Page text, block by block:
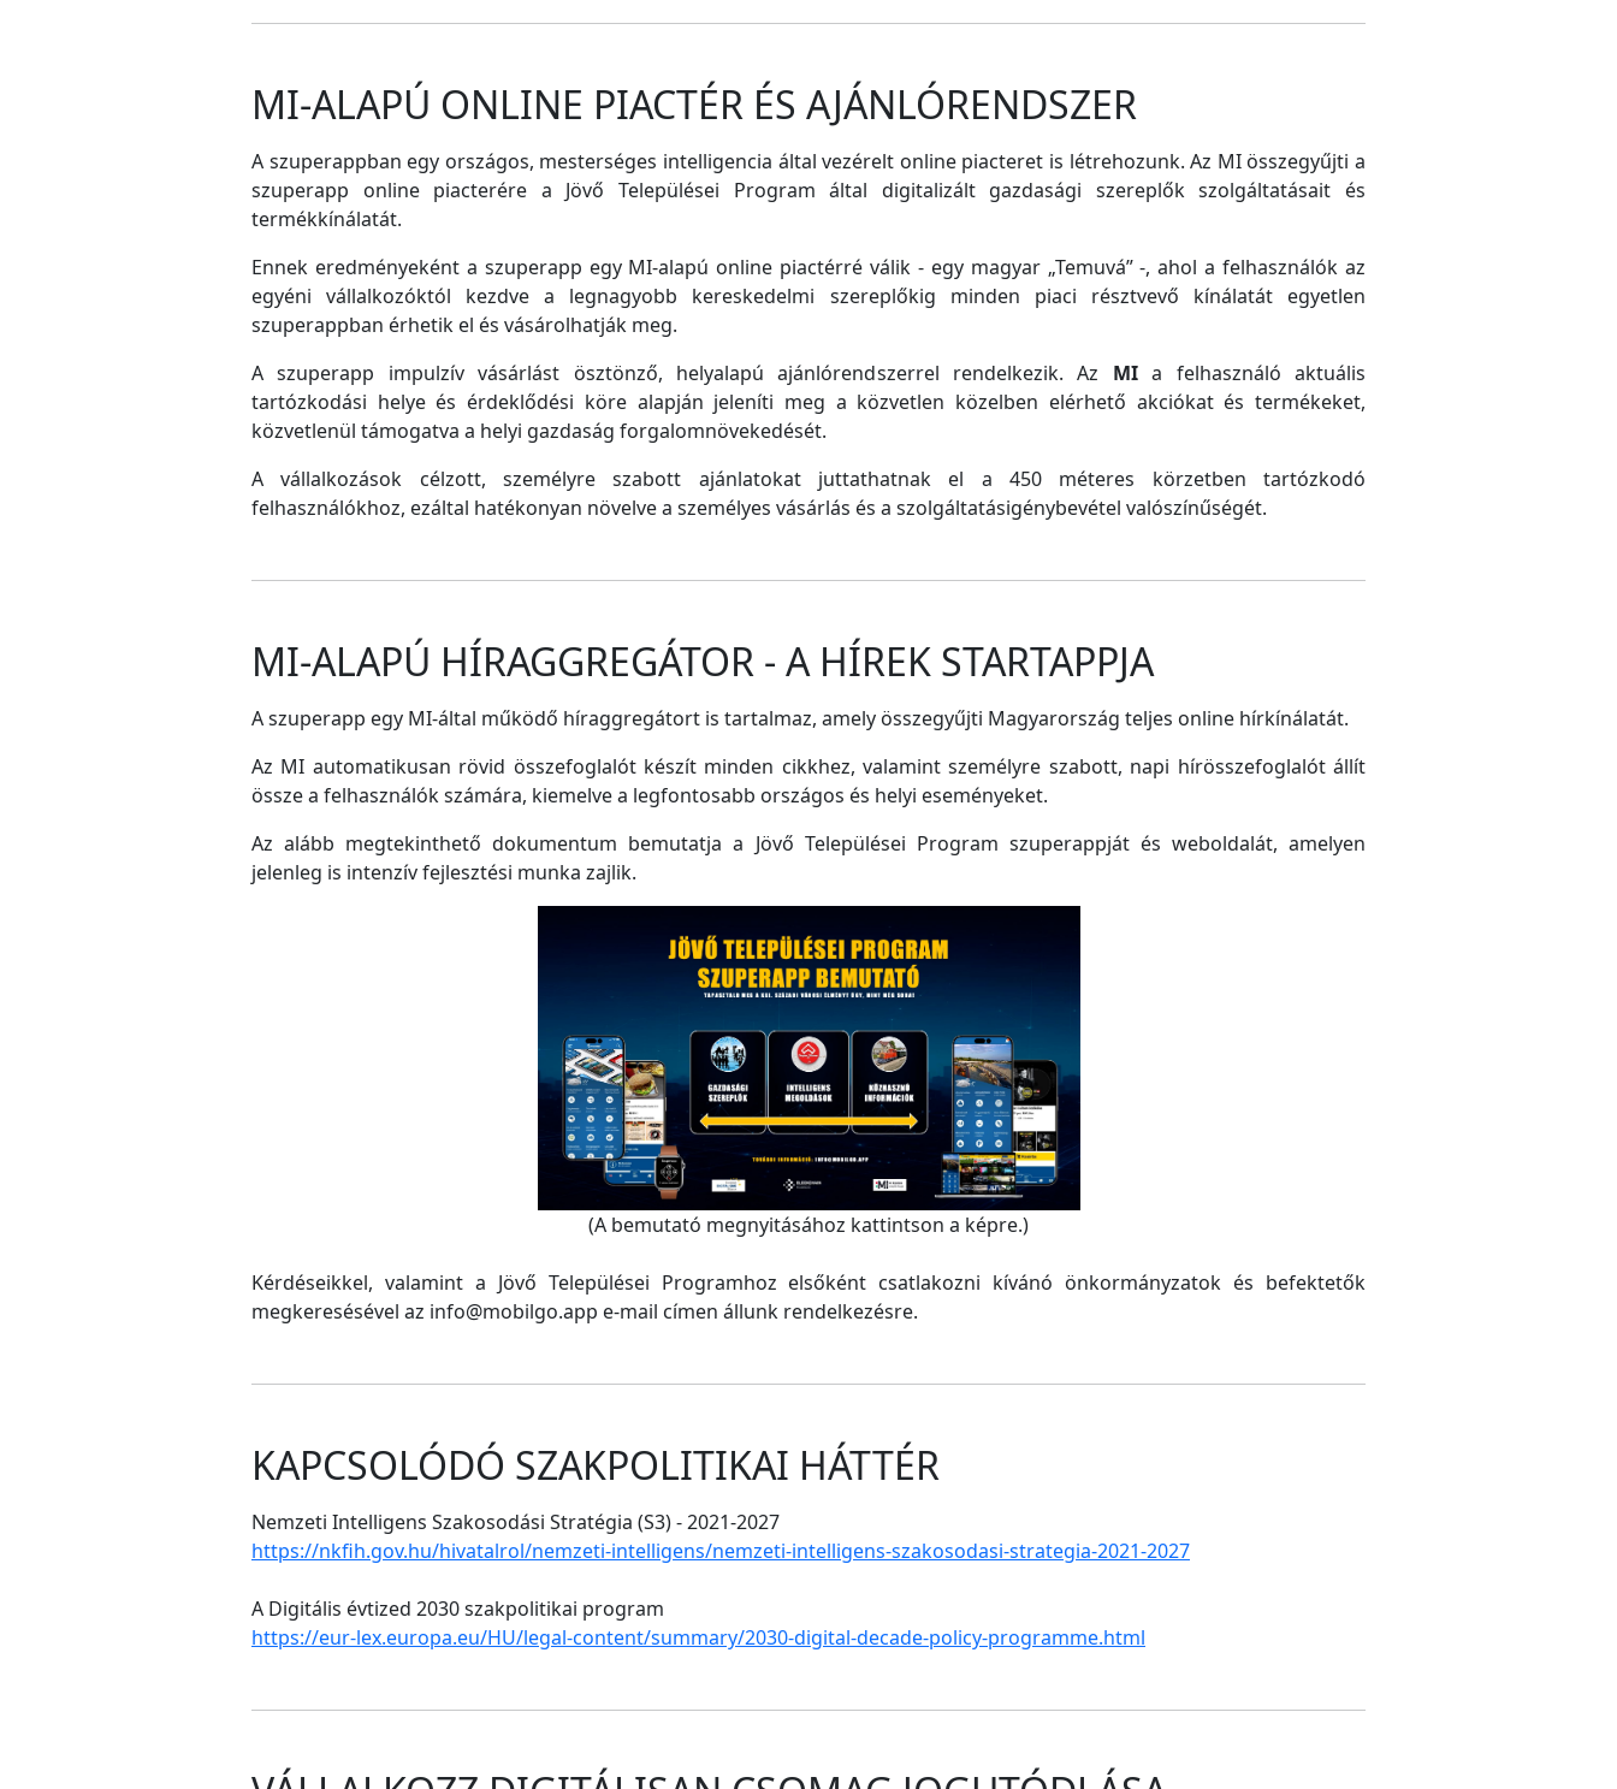
MI-ALAPÚ ONLINE PIACTÉR ÉS AJÁNLÓRENDSZER
A szuperappban egy országos, mesterséges intelligencia által vezérelt online piacteret is létrehozunk. Az MI összegyűjti a
szuperapp online piacterére a Jövő Települései Program által digitalizált gazdasági szereplők szolgáltatásait és
termékkínálatát.
Ennek eredményeként a szuperapp egy MI-alapú online piactérré válik - egy magyar „Temuvá” -, ahol a felhasználók az
egyéni vállalkozóktól kezdve a legnagyobb kereskedelmi szereplőkig minden piaci résztvevő kínálatát egyetlen
szuperappban érhetik el és vásárolhatják meg.
A szuperapp impulzív vásárlást ösztönző, helyalapú ajánlórendszerrel rendelkezik. Az MIa felhasználó aktuális
tartózkodási helye és érdeklődési köre alapján jeleníti meg a közvetlen közelben elérhető akciókat és termékeket,
közvetlenül támogatva a helyi gazdaság forgalomnövekedését.
A vállalkozások célzott, személyre szabott ajánlatokat juttathatnak el a 450 méteres körzetben tartózkodó
felhasználókhoz, ezáltal hatékonyan növelve a személyes vásárlás és a szolgáltatásigénybevétel valószínűségét.
MI-ALAPÚ HÍRAGGREGÁTOR - A HÍREK STARTAPPJA
A szuperapp egy MI-által működő híraggregátort is tartalmaz, amely összegyűjti Magyarország teljes online hírkínálatát.
Az MI automatikusan rövid összefoglalót készít minden cikkhez, valamint személyre szabott, napi hírösszefoglalót állít
össze a felhasználók számára, kiemelve a legfontosabb országos és helyi eseményeket.
Az alább megtekinthető dokumentum bemutatja a Jövő Települései Program szuperappját és weboldalát, amelyen
jelenleg is intenzív fejlesztési munka zajlik.
(A bemutató megnyitásához kattintson a képre.)
Kérdéseikkel, valamint a Jövő Települései Programhoz elsőként csatlakozni kívánó önkormányzatok és befektetők
megkeresésével az info@mobilgo.app e-mail címen állunk rendelkezésre.
KAPCSOLÓDÓ SZAKPOLITIKAI HÁTTÉR
Nemzeti Intelligens Szakosodási Stratégia (S3) - 2021-2027
https://nkfih.gov.hu/hivatalrol/nemzeti-intelligens/nemzeti-intelligens-szakosodasi-strategia-2021-2027
A Digitális évtized 2030 szakpolitikai program
https://eur-lex.europa.eu/HU/legal-content/summary/2030-digital-decade-policy-programme.html